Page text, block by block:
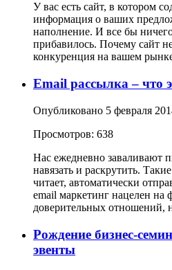
У вас есть сайт, в котором
информация о ваших
наполнение. И все бы
прибавилось. Почему сайт
конкуренция на вашем
Email рассылка – что
Опубликовано 5 февраля
Просмотров: 638
Нас ежедневно заваливают
навязать и раскрутить.
читает, автоматически
email маркетинг нацелен на
доверительных отношений,
Рождение бизнес-
эвенты